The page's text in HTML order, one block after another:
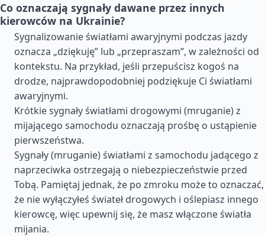
Co oznaczają sygnały dawane przez innych
kierowców na Ukrainie?
Sygnalizowanie światłami awaryjnymi podczas jazdy
oznacza „dziękuję” lub „przepraszam”, w zależności od
kontekstu. Na przykład, jeśli przepuścisz kogoś na
drodze, najprawdopodobniej podziękuje Ci światłami
awaryjnymi.
Krótkie sygnały światłami drogowymi (mruganie) z
mijającego samochodu oznaczają prośbę o ustąpienie
pierwszeństwa.
Sygnały (mruganie) światłami z samochodu jadącego z
naprzeciwka ostrzegają o niebezpieczeństwie przed
Tobą. Pamiętaj jednak, że po zmroku może to oznaczać,
że nie wyłączyłeś świateł drogowych i oślepiasz innego
kierowcę, więc upewnij się, że masz włączone światła
mijania.